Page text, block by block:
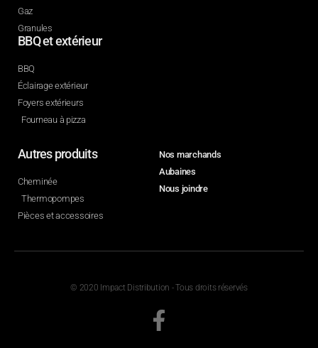
Gaz
Granules
BBQ et extérieur
BBQ
Éclairage extérieur
Foyers extérieurs
Fourneau à pizza
Autres produits
Cheminée
Thermopompes
Pièces et accessoires
Nos marchands
Aubaines
Nous joindre
© 2020 Impact Distribution - Tous droits réservés